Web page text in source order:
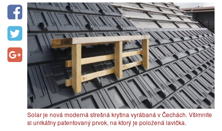
Solar je nová moderná strešná krytina vyrábaná v Čechách. Všimnite
si unikátny patentovaný prvok, na ktorý je položená lavička.